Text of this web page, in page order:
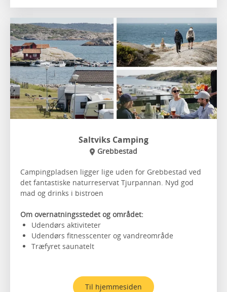
Saltviks Camping
Grebbestad
Campingpladsen ligger lige uden for Grebbestad ved
det fantastiske naturreservat Tjurpannan. Nyd god
mad og drinks i bistroen
Om overnatningsstedet og området:
Udendørs aktiviteter
Udendørs fitnesscenter og vandreområde
Træfyret saunatelt
Til hjemmesiden